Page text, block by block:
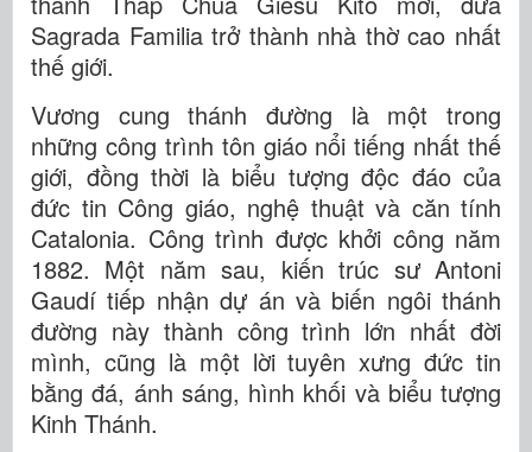
Sagrada Familia trở thành nhà thờ cao nhất
thế giới.
Vương cung thánh đường là một trong
những công trình tôn giáo nổi tiếng nhất thế
giới, đồng thời là biểu tượng độc đáo của
đức tin Công giáo, nghệ thuật và căn tính
Catalonia. Công trình được khởi công năm
1882. Một năm sau, kiến trúc sư Antoni
Gaudí tiếp nhận dự án và biến ngôi thánh
đường này thành công trình lớn nhất đời
mình, cũng là một lời tuyên xưng đức tin
bằng đá, ánh sáng, hình khối và biểu tượng
Kinh Thánh.